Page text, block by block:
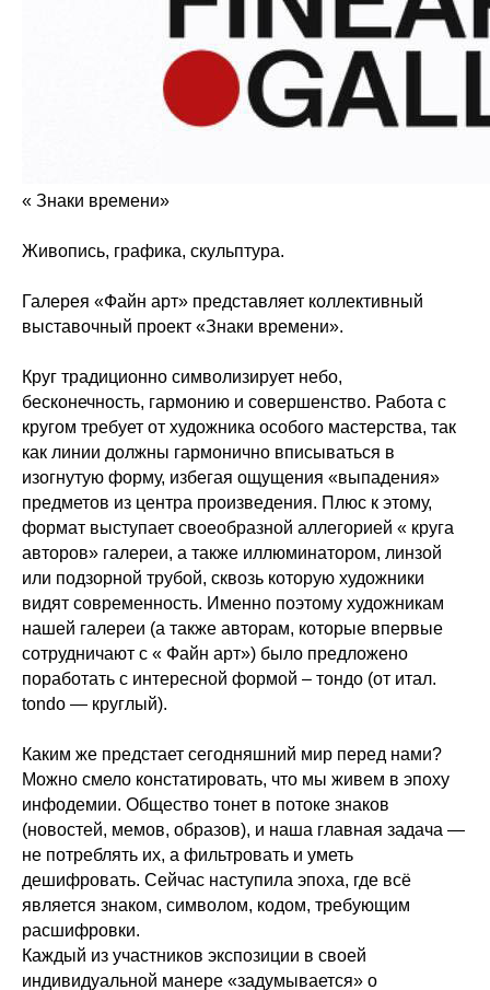
« Знаки времени»
Живопись, графика, скульптура.
Галерея «Файн арт» представляет коллективный
выставочный проект «Знаки времени».
Круг традиционно символизирует небо,
бесконечность, гармонию и совершенство. Работа с
кругом требует от художника особого мастерства, так
как линии должны гармонично вписываться в
изогнутую форму, избегая ощущения «выпадения»
предметов из центра произведения. Плюс к этому,
формат выступает своеобразной аллегорией « круга
авторов» галереи, а также иллюминатором, линзой
или подзорной трубой, сквозь которую художники
видят современность. Именно поэтому художникам
нашей галереи (а также авторам, которые впервые
сотрудничают с « Файн арт») было предложено
поработать с интересной формой – тондо (от итал.
tondo — круглый).
Каким же предстает сегодняшний мир перед нами?
Можно смело констатировать, что мы живем в эпоху
инфодемии. Общество тонет в потоке знаков
(новостей, мемов, образов), и наша главная задача —
не потреблять их, а фильтровать и уметь
дешифровать. Сейчас наступила эпоха, где всё
является знаком, символом, кодом, требующим
расшифровки.
Каждый из участников экспозиции в своей
индивидуальной манере «задумывается» о